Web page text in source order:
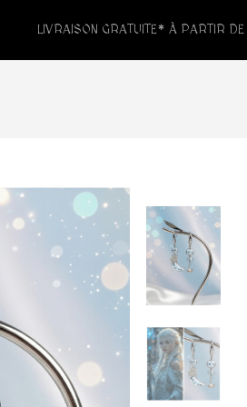
LIVRAISON GRATUITE* À PARTIR DE